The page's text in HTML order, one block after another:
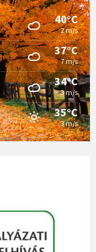
40°C
2 m/s
37°C
7 m/s
34°C
3 m/s
35°C
3 m/s